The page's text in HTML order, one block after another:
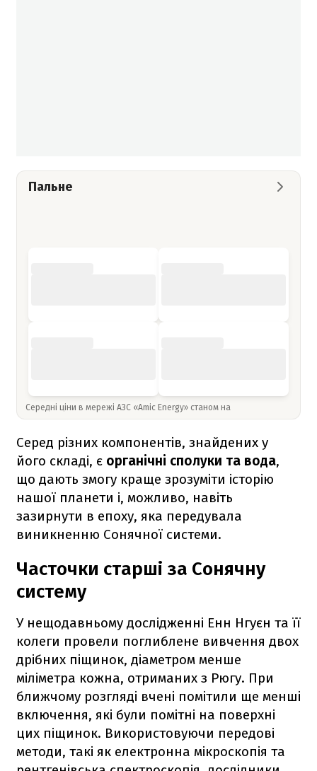
Пальне
Середні ціни в мережі АЗС «Amic Energy» станом на
Серед різних компонентів, знайдених у
його складі, є органічні сполуки та вода,
що дають змогу краще зрозуміти історію
нашої планети і, можливо, навіть
зазирнути в епоху, яка передувала
виникненню Сонячної системи.
Часточки старші за Сонячну
систему
У нещодавньому дослідженні Енн Нгуєн та її
колеги провели поглиблене вивчення двох
дрібних піщинок, діаметром менше
міліметра кожна, отриманих з Рюгу. При
ближчому розгляді вчені помітили ще менші
включення, які були помітні на поверхні
цих піщинок. Використовуючи передові
методи, такі як електронна мікроскопія та